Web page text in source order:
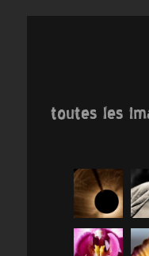
toutes les